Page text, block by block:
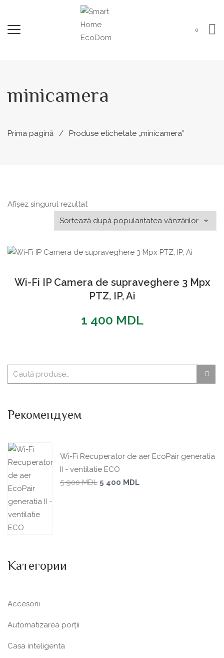
0
minicamera
Prima pagină Produse etichetate „minicamera”
Afișez singurul rezultat
Wi-Fi IP Camera de supraveghere 3 Mpx
PTZ, IP, Ai
1 400 MDL
Рекомендуем
Wi-Fi Recuperator de aer EcoPair generatia
II - ventilatie ECO
5 900MDL 5 400 MDL
Категории
Accesorii
Automatizarea porții
Casa inteligenta